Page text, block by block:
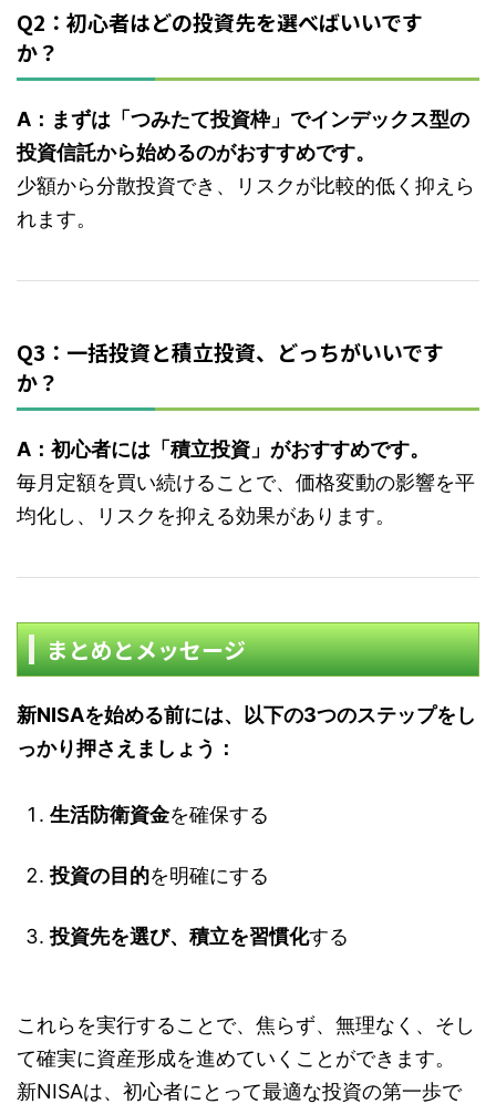
Q2：初心者はどの投資先を選べばいいです
か？
A：まずは「つみたて投資枠」でインデックス型の
投資信託から始めるのがおすすめです。
少額から分散投資でき、リスクが比較的低く抑えら
れます。
Q3：一括投資と積立投資、どっちがいいです
か？
A：初心者には「積立投資」がおすすめです。
毎月定額を買い続けることで、価格変動の影響を平
均化し、リスクを抑える効果があります。
まとめとメッセージ
新NISAを始める前には、以下の3つのステップをし
っかり押さえましょう：
生活防衛資金を確保する
投資の目的を明確にする
投資先を選び、積立を習慣化する
これらを実行することで、焦らず、無理なく、そし
て確実に資産形成を進めていくことができます。
新NISAは、初心者にとって最適な投資の第一歩で